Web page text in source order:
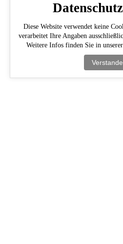
Diese Website verwendet keine
verarbeitet Ihre Angaben
Weitere Infos finden Sie in unserer